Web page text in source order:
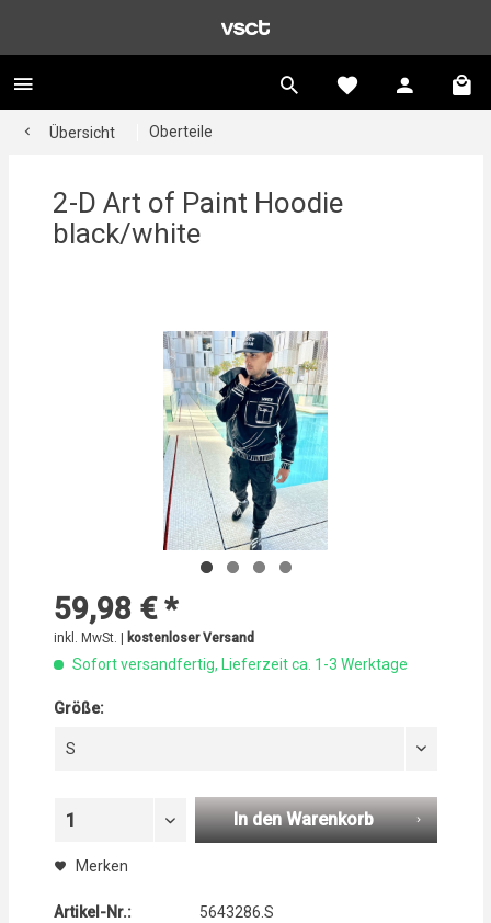
Übersicht Oberteile
2-D Art of Paint Hoodie
black/white
59,98 € *
inkl. MwSt. | kostenloser Versand
Sofort versandfertig, Lieferzeit ca. 1-3 Werktage
Größe:
S
1 In den Warenkorb
Merken
Artikel-Nr.:
5643286.S